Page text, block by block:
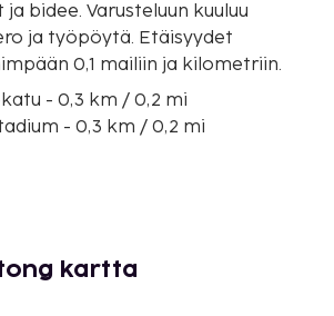
bidee. Varusteluun kuuluu
ja työpöytä. Etäisyydet
0,1 mailiin ja kilometriin.
- 0,3 km / 0,2 mi
- 0,3 km / 0,2 mi
0,6 km / 0,4 mi
- 0,6 km / 0,4 mi
kartta